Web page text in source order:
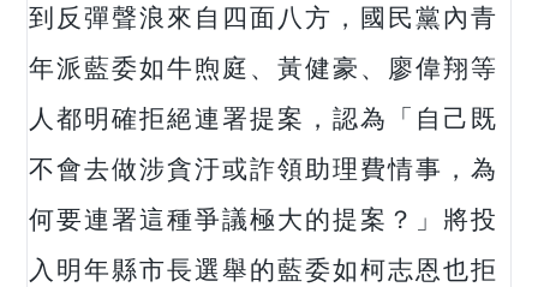
到反彈聲浪來自四面八方，國民黨內青
年派藍委如牛煦庭、黃健豪、廖偉翔等
人都明確拒絕連署提案，認為「自己既
不會去做涉貪汙或詐領助理費情事，為
何要連署這種爭議極大的提案？」將投
入明年縣市長選舉的藍委如柯志恩也拒